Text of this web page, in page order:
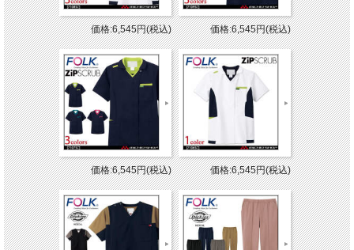
価格:6,545円(税込) 価格:6,545円(税込)
価格:6,545円(税込) 価格:6,545円(税込)